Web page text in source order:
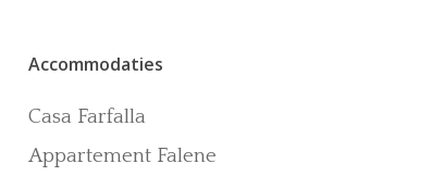
Accommodaties
Casa Farfalla
Appartement Falene